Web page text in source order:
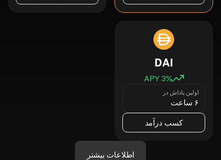
DAI
3% APY
اولین پاداش در
۶ ساعت
کسب درآمد
اطلاعات بیشتر